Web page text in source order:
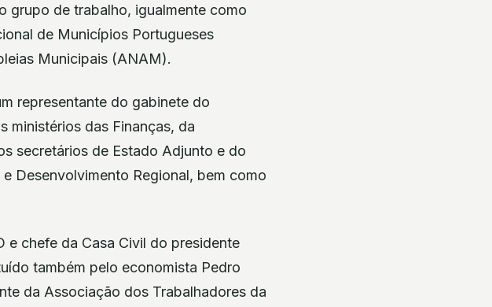
grupo de trabalho, igualmente como
de Municípios Portugueses
Municipais (ANAM).
representante do gabinete do
ministérios das Finanças, da
secretários de Estado Adjunto e do
Desenvolvimento Regional, bem como
e chefe da Casa Civil do presidente
também pelo economista Pedro
da Associação dos Trabalhadores da